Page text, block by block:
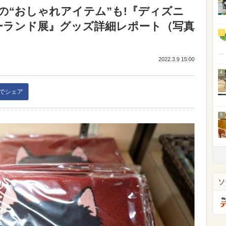
“おしゃれアイテム”も!『ディズニ
ンド展』グッズ詳細レポート（写真
2022.3.9 15:00
シェア
3
4
5